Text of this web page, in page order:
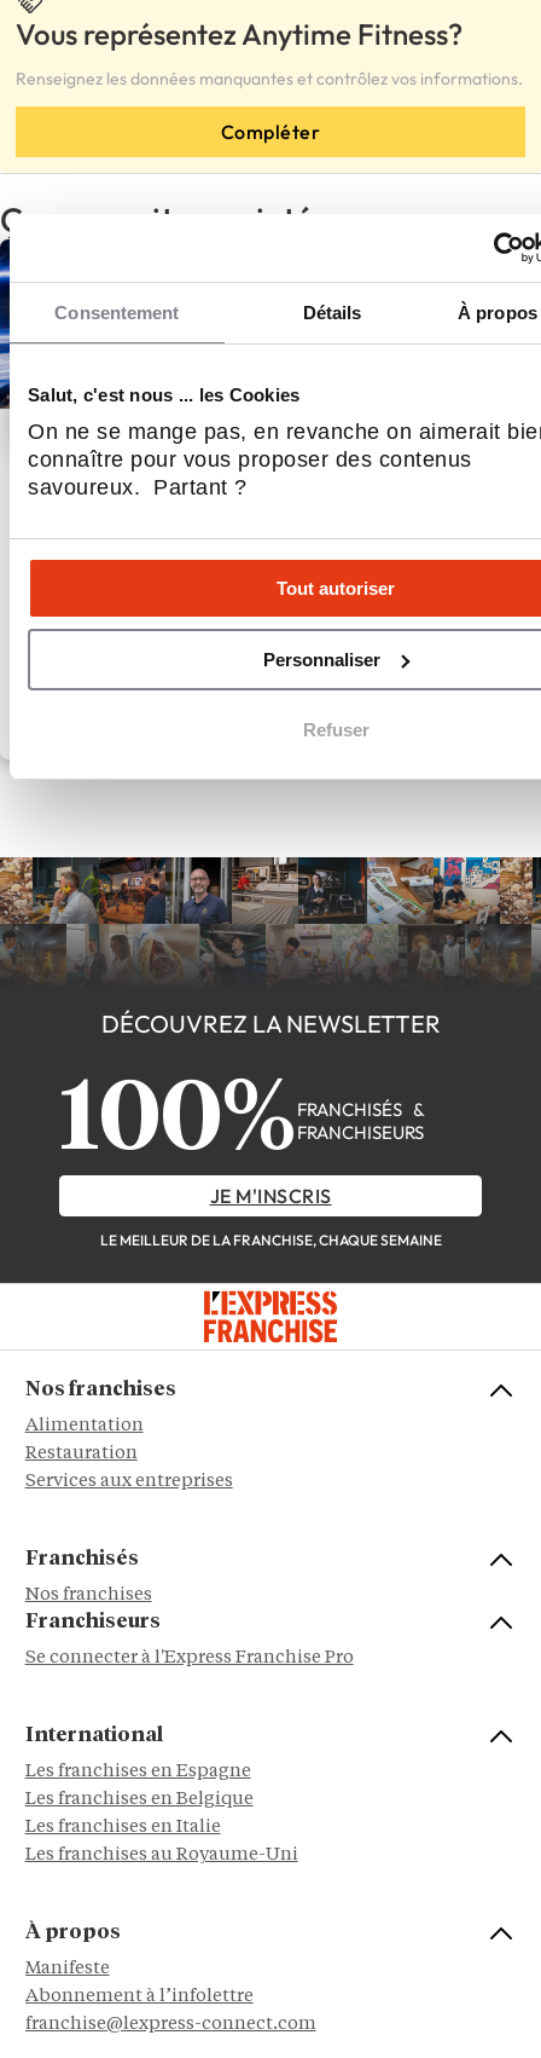
Consentement Détails À propos
Salut, c'est nous ... les Cookies
On ne se mange pas, en revanche on aimerait
connaître pour vous proposer des contenus
savoureux. Partant ?
Tout autoriser
Personnaliser
Refuser
Vous représentez Anytime Fitness?
Renseignez les données manquantes et contrôlez vos informations.
Compléter
Ça pourrait vous intéresser
MONDE VIRTUEL
DÉCOUVREZ LA NEWSLETTER
100% FRANCHISÉS &
FRANCHISEURS
JE M'INSCRIS
LE MEILLEUR DE LA FRANCHISE, CHAQUE SEMAINE
Nos franchises
Alimentation
Restauration
Services aux entreprises
Franchisés
Nos franchises
Franchiseurs
Se connecter à l'Express Franchise Pro
International
Les franchises en Espagne
Les franchises en Belgique
Les franchises en Italie
Les franchises au Royaume-Uni
À propos
Manifeste
Abonnement à l’infolettre
franchise@lexpress-connect.com